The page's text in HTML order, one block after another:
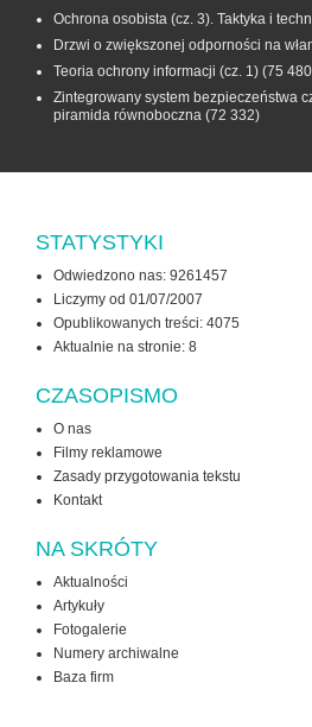
Ochrona osobista (cz. 3). Taktyka i
Drzwi o zwiększonej odporności na
Teoria ochrony informacji (cz. 1) (75
Zintegrowany system bezpieczeństwa
piramida równoboczna (72 332)
STATYSTYKI
Odwiedzono nas: 9261457
Liczymy od 01/07/2007
Opublikowanych treści: 4075
Aktualnie na stronie: 8
CZASOPISMO
O nas
Filmy reklamowe
Zasady przygotowania tekstu
Kontakt
NA SKRÓTY
Aktualności
Artykuły
Fotogalerie
Numery archiwalne
Baza firm